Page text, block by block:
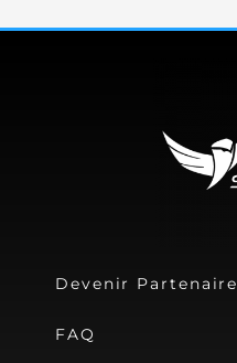
Devenir Partenaire
FAQ